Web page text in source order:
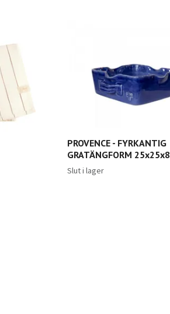
PROVENCE - FYRKANTIG
GRATÄNGFORM 25x25x8
Slut i lager